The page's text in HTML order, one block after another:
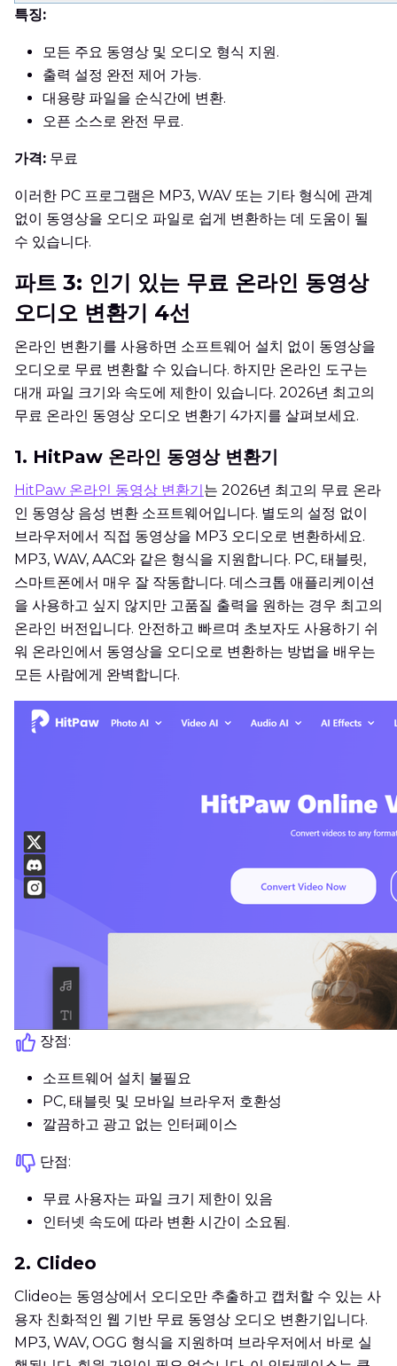
특징:
모든 주요 동영상 및 오디오 형식 지원.
출력 설정 완전 제어 가능.
대용량 파일을 순식간에 변환.
오픈 소스로 완전 무료.
가격: 무료
이러한 PC 프로그램은 MP3, WAV 또는 기타 형식에 관계
없이 동영상을 오디오 파일로 쉽게 변환하는 데 도움이 될
수 있습니다.
파트 3: 인기 있는 무료 온라인 동영상
오디오 변환기 4선
온라인 변환기를 사용하면 소프트웨어 설치 없이 동영상을
오디오로 무료 변환할 수 있습니다. 하지만 온라인 도구는
대개 파일 크기와 속도에 제한이 있습니다. 2026년 최고의
무료 온라인 동영상 오디오 변환기 4가지를 살펴보세요.
1. HitPaw 온라인 동영상 변환기
HitPaw 온라인 동영상 변환기 는 2026년 최고의 무료 온라
인 동영상 음성 변환 소프트웨어입니다. 별도의 설정 없이
브라우저에서 직접 동영상을 MP3 오디오로 변환하세요.
MP3, WAV, AAC와 같은 형식을 지원합니다. PC, 태블릿,
스마트폰에서 매우 잘 작동합니다. 데스크톱 애플리케이션
을 사용하고 싶지 않지만 고품질 출력을 원하는 경우 최고의
온라인 버전입니다. 안전하고 빠르며 초보자도 사용하기 쉬
워 온라인에서 동영상을 오디오로 변환하는 방법을 배우는
모든 사람에게 완벽합니다.
장점:
소프트웨어 설치 불필요
PC, 태블릿 및 모바일 브라우저 호환성
깔끔하고 광고 없는 인터페이스
단점:
무료 사용자는 파일 크기 제한이 있음
인터넷 속도에 따라 변환 시간이 소요됨.
2. Clideo
Clideo는 동영상에서 오디오만 추출하고 캡처할 수 있는 사
용자 친화적인 웹 기반 무료 동영상 오디오 변환기입니다.
MP3, WAV, OGG 형식을 지원하며 브라우저에서 바로 실